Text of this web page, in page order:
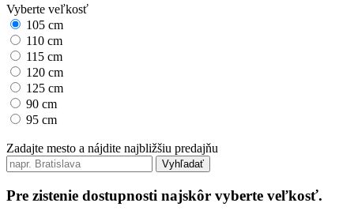
Vyberte veľkosť
105 cm
110 cm
115 cm
120 cm
125 cm
90 cm
95 cm
Zadajte mesto a nájdite najbližšiu predajňu
Vyhľadať
Pre zistenie dostupnosti najskôr vyberte veľkosť.